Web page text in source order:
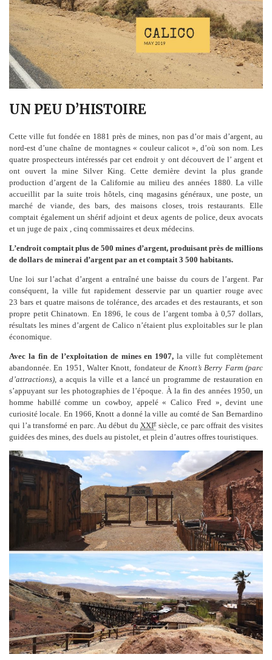
UN PEU D’HISTOIRE
Cette ville fut fondée en 1881 près de mines, non pas d’or mais d’argent, au
nord-est d’une chaîne de montagnes « couleur calicot », d’où son nom. Les
quatre prospecteurs intéressés par cet endroit y ont découvert de l’ argent et
ont ouvert la mine Silver King. Cette dernière devint la plus grande
production d’argent de la Californie au milieu des années 1880. La ville
accueillit par la suite trois hôtels, cinq magasins généraux, une poste, un
marché de viande, des bars, des maisons closes, trois restaurants. Elle
comptait également un shérif adjoint et deux agents de police, deux avocats
et un juge de paix , cinq commissaires et deux médecins.
L’endroit comptait plus de 500 mines d’argent, produisant près de millions
de dollars de minerai d’argent par an et comptait 3 500 habitants.
Une loi sur l’achat d’argent a entraîné une baisse du cours de l’argent. Par
conséquent, la ville fut rapidement desservie par un quartier rouge avec
23 bars et quatre maisons de tolérance, des arcades et des restaurants, et son
propre petit Chinatown. En 1896, le cous de l’argent tomba à 0,57 dollars,
résultats les mines d’argent de Calico n’étaient plus exploitables sur le plan
économique.
Avec la fin de l’exploitation de mines en 1907, la ville fut complètement
abandonnée. En 1951, Walter Knott, fondateur deKnott’s Berry Farm (parc
d’attractions), a acquis la ville et a lancé un programme de restauration en
s’appuyant sur les photographies de l’époque. À la fin des années 1950, un
homme habillé comme un cowboy, appelé « Calico Fred », devint une
curiosité locale. En 1966, Knott a donné la ville au comté de San Bernardino
qui l’a transformé en parc. Au début du XXIe siècle, ce parc offrait des visites
guidées des mines, des duels au pistolet, et plein d’autres offres touristiques.